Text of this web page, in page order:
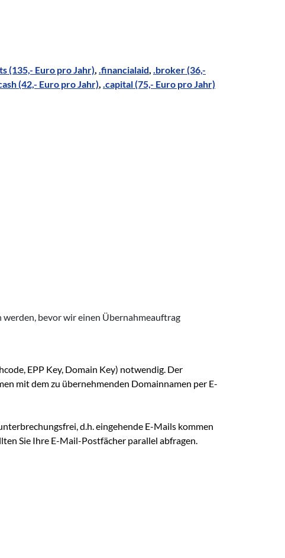
(135,- Euro pro Jahr) .financialaid
.broker (36,-
(42,- Euro pro Jahr)
.capital (75,- Euro pro Jahr)
bevor wir einen Übernahmeauftrag
EPP Key, Domain Key) notwendig. Der
mit dem zu übernehmenden Domainnamen per E-
d.h. eingehende E-Mails kommen
Sie Ihre E-Mail-Postfächer parallel abfragen.